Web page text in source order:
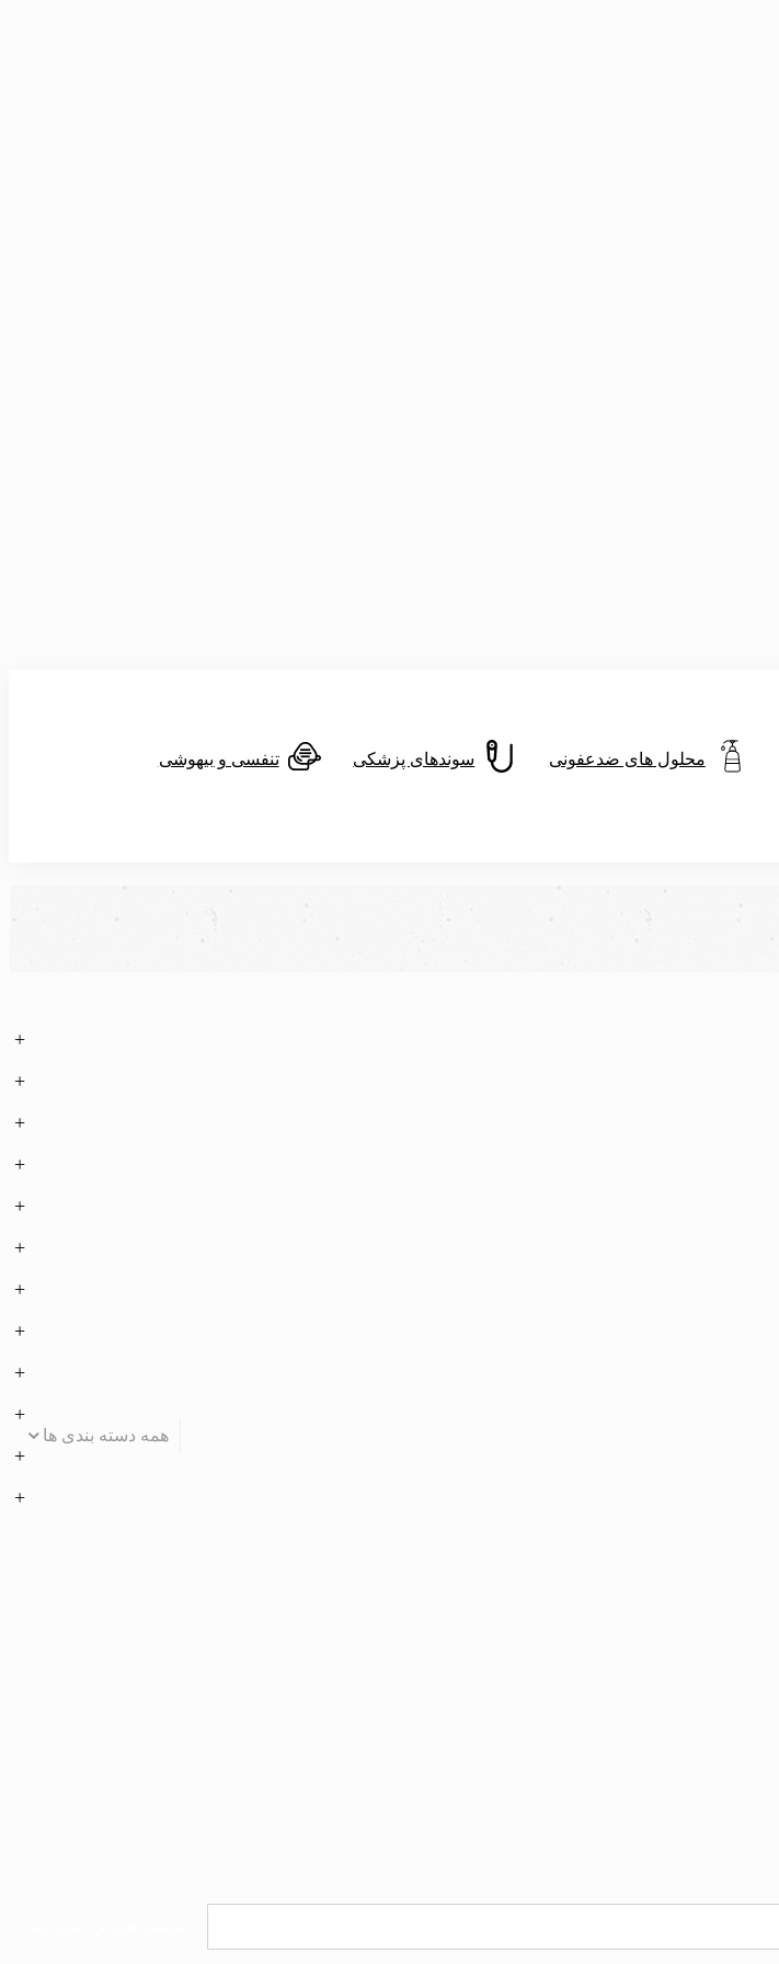
همه دسته بندی ها
محلول های ضدعفونی سوندهای پزشکی تنفسی و بیهوشی